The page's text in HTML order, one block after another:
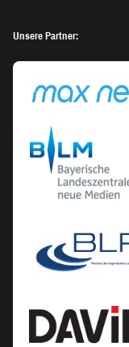
Unsere Partner: